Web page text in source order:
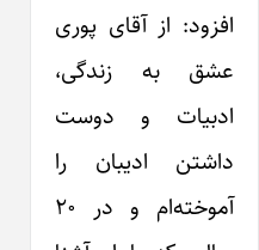
افزود: از آقای پوری
عشق به زندگی،
ادبیات و دوست‌
داشتن ادیبان را
آموخته‌ام و در ۲۰